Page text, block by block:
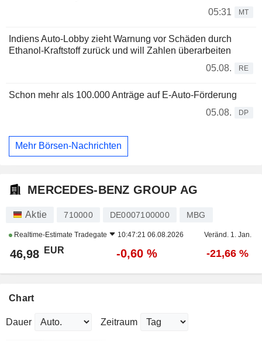
05:31
MT
Indiens Auto-Lobby zieht Warnung vor Schäden durch
Ethanol-Kraftstoff zurück und will Zahlen überarbeiten
05.08.
RE
Schon mehr als 100.000 Anträge auf E-Auto-Förderung
05.08.
DP
Mehr Börsen-Nachrichten
MERCEDES-BENZ GROUP AG
Aktie 710000 DE0007100000 MBG
Realtime-Estimate Tradegate 10:47:21 06.08.2026 Veränd. 1. Jan.
46,98 EUR -0,60 % -21,66 %
Chart
Dauer Zeitraum